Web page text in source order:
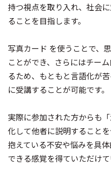
持つ視点を取り入れ、社会
ることを目指します。
写真カード を使うことで、
ことができ、さらにはチー
るため、もともと言語化が
に受講することが可能です。
実際に参加された方からも
化して他者に説明すること
抱えている不安や悩みを具
できる感覚を得ていただけて